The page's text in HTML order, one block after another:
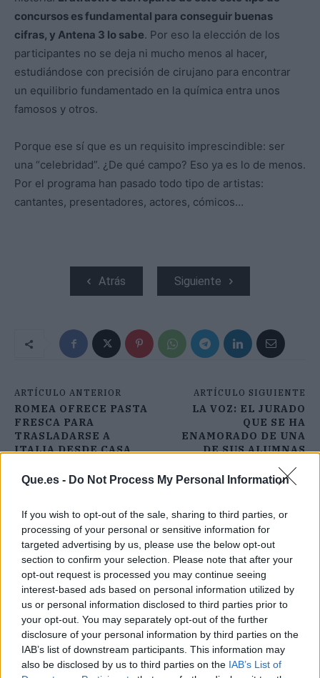
Que.es - Do Not Process My Personal Information
If you wish to opt-out of the sale, sharing to third parties, or
processing of your personal or sensitive information for
targeted advertising by us, please use the below opt-out
section to confirm your selection. Please note that after your
opt-out request is processed you may continue seeing
interest-based ads based on personal information utilized by
us or personal information disclosed to third parties prior to
your opt-out. You may separately opt-out of the further
disclosure of your personal information by third parties on the
IAB’s list of downstream participants. This information may
also be disclosed by us to third parties on the IAB’s List of
concursos es fundamental para conseguir buenas
cifras, y Antena 3 lo sabe. Por eso la elección de los
participantes no se deja ni mucho menos al hacer,
estudiándose con precisión de cirujano para encontrar
un equilibrio fundamentado en la química entra unos
famosos y otros.
Porque ese sí que es un requisito imprescindible: ser
una “celebridad”. ¿De qué campo? Eso ya es lo de menos.
Por el programa han pasado todo tipo de artistas:
cantantes, presentadores, actores, cómicos…
Atrás Siguiente
ARTÍCULO ANTERIOR
ROMEA OFRECE PASTA
FRESCA PARA
TRASLADARSE A
ITALIA DESDE CASA
ARTÍCULO SIGUIENTE
LA VOZ: EL JURADO
QUE SE HA
ENAMORADO DE UNA
DE SUS ALUMNAS